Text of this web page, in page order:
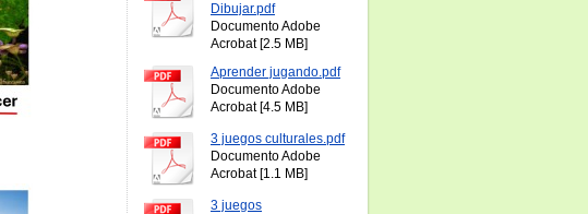
Dibujar.pdf
Documento Adobe
Acrobat [2.5 MB]
Aprender jugando.pdf
Documento Adobe
Acrobat [4.5 MB]
3 juegos culturales.pdf
Documento Adobe
Acrobat [1.1 MB]
3 juegos